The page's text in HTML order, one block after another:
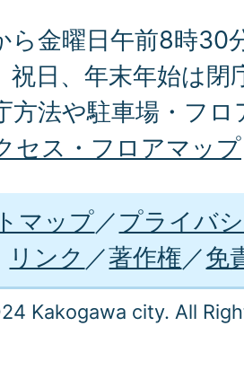
ら金曜日午前8時30
祝日、年末年始は閉
方法や駐車場・フ
セス・フロアマップ
マップ
プライバ
リンク
著作権 免
Kakogawa city. All